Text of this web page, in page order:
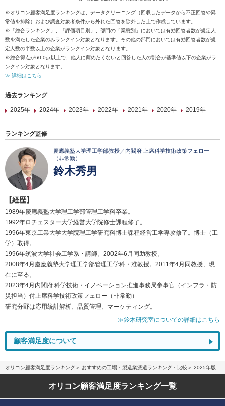
※オリコン顧客満足度ランキングは、データクリーニング（回収したデータから不正回答や異
常値を排除）および調査対象者条件から外れた回答を除外した上で作成しています。
※「総合ランキング」、「評価項目別」、部門の「業態別」においては有効回答者数が規定人
数を満たした企業のみランクイン対象となります。その他の部門においては有効回答者数が規
定人数の半数以上の企業がランクイン対象となります。
※総合得点が60.0点以上で、他人に薦めたくないと回答した人の割合が基準値以下の企業がラ
ンクイン対象となります。
≫ 詳細はこちら
過去ランキング
2025年
2024年 2023年 2022年 2021年 2020年 2019年
ランキング監修
慶應義塾大学理工学部教授／内閣府 上席科学技術政策フェロー
（非常勤）
鈴木秀男
【経歴】
1989年慶應義塾大学理工学部管理工学科卒業。
1992年ロチェスター大学経営大学院修士課程修了。
1996年東京工業大学大学院理工学研究科博士課程経営工学専攻修了。博士（工
学）取得。
1996年筑波大学社会工学系・講師。2002年6月同助教授。
2008年4月慶應義塾大学理工学部管理工学科・准教授。2011年4月同教授、現
在に至る。
2023年4月内閣府 科学技術・イノベーション推進事務局参事官（インフラ・防
災担当）付上席科学技術政策フェロー（非常勤）
研究分野は応用統計解析、品質管理、マーケティング。
≫鈴木研究室についての詳細はこちら
顧客満足度について
オリコン顧客満足度ランキング おすすめの工場・製造業派遣ランキング・比較 2025年版
オリコン顧客満足度ランキング一覧